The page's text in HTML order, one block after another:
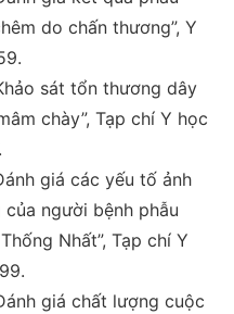
do chấn thương”, Y
sát tổn thương dây
chày”, Tạp chí Y học
giá các yếu tố ảnh
người bệnh phẫu
Nhất”, Tạp chí Y
giá chất lượng cuộc